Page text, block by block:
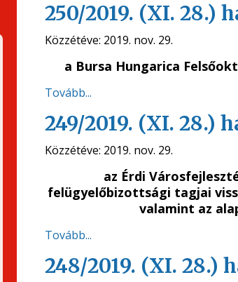
250/2019. (XI. 28.)
Közzétéve: 2019. nov. 29.
a Bursa Hungarica
Tovább...
249/2019. (XI. 28.)
Közzétéve: 2019. nov. 29.
az Érdi
felügyelőbizottsági tagjai
valamint az
Tovább...
248/2019. (XI. 28.)